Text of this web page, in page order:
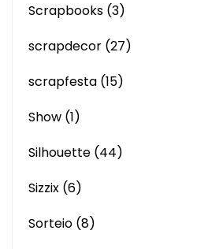
Scrapbooks (3)
scrapdecor (27)
scrapfesta (15)
Show (1)
Silhouette (44)
Sizzix (6)
Sorteio (8)